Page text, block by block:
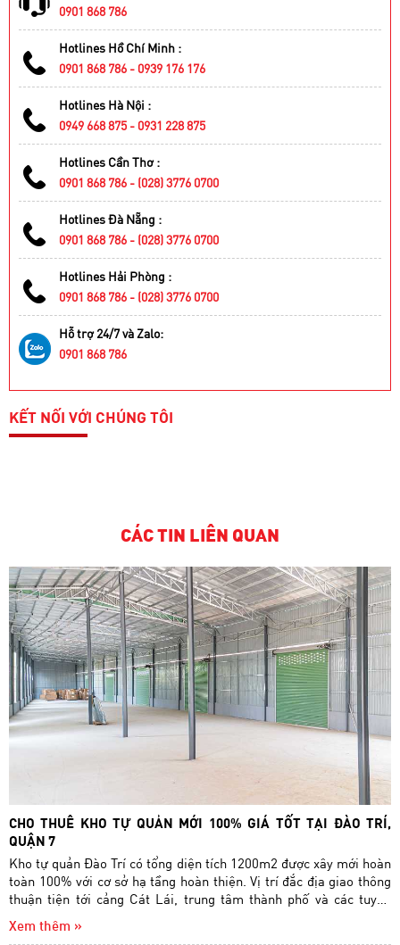
0901 868 786
Hotlines Hồ Chí Minh :
0901 868 786 - 0939 176 176
Hotlines Hà Nội :
0949 668 875 - 0931 228 875
Hotlines Cần Thơ :
0901 868 786 - (028) 3776 0700
Hotlines Đà Nẵng :
0901 868 786 - (028) 3776 0700
Hotlines Hải Phòng :
0901 868 786 - (028) 3776 0700
Hỗ trợ 24/7 và Zalo:
0901 868 786
KẾT NỐI VỚI CHÚNG TÔI
CÁC TIN LIÊN QUAN
CHO THUÊ KHO TỰ QUẢN MỚI 100% GIÁ TỐT TẠI ĐÀO TRÍ,
QUẬN 7
Kho tự quản Đào Trí có tổng diện tích 1200m2 được xây mới hoàn
toàn 100% với cơ sở hạ tầng hoàn thiện. Vị trí đắc địa giao thông
thuận tiện tới cảng Cát Lái, trung tâm thành phố và các tuyến
đường huyết mạch. Sân bãi rộng rãi cont ra vào 24/24. Có thể tùy
chỉnh diện tích theo yêu cầu quý khách từ 200 - 400 - 600m2.
Xem thêm »